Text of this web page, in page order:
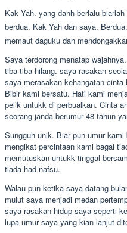
Kak Yah. yang dahh berlalu
berdua. Kak Yah dan saya.
memaut daguku dan
Saya terdorong menatap
tiba tiba hilang. saya rasakan
saya merasakan kehangatan
Bibir kami bersatu. Hati kami
pelik untukk di perbualkan. Cinta
seorang janda berumur 48 tahun
Sungguh unik. Biar pun umur
mengikat percintaan kami bagai
memutuskan untukk tinggal
tiada had nafsu.
Walau pun ketika saya datang
mulut saya menjadi medan
saya rasakan hidup saya seperti
lupa umur saya yang kian lanjut